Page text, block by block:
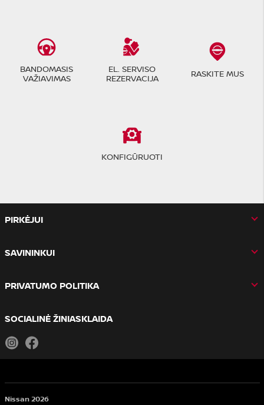
BANDOMASIS
VAŽIAVIMAS
EL. SERVISO
REZERVACIJA
RASKITE MUS
KONFIGŪRUOTI
PIRKĖJUI
SAVININKUI
PRIVATUMO POLITIKA
SOCIALINĖ ŽINIASKLAIDA
Instagram
Nissan 2026